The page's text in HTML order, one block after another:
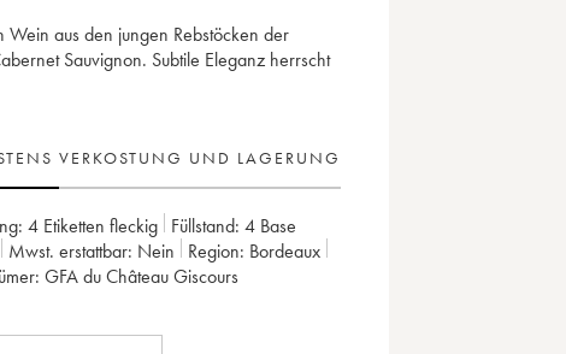
Wein aus den jungen Rebstöcken der
Sauvignon. Subtile Eleganz herrscht
VERKOSTUNG UND LAGERUNG
4 Etiketten fleckig Füllstand: 4 Base
Mwst. erstattbar: nein Region:
Bordeaux
GFA du Château Giscours